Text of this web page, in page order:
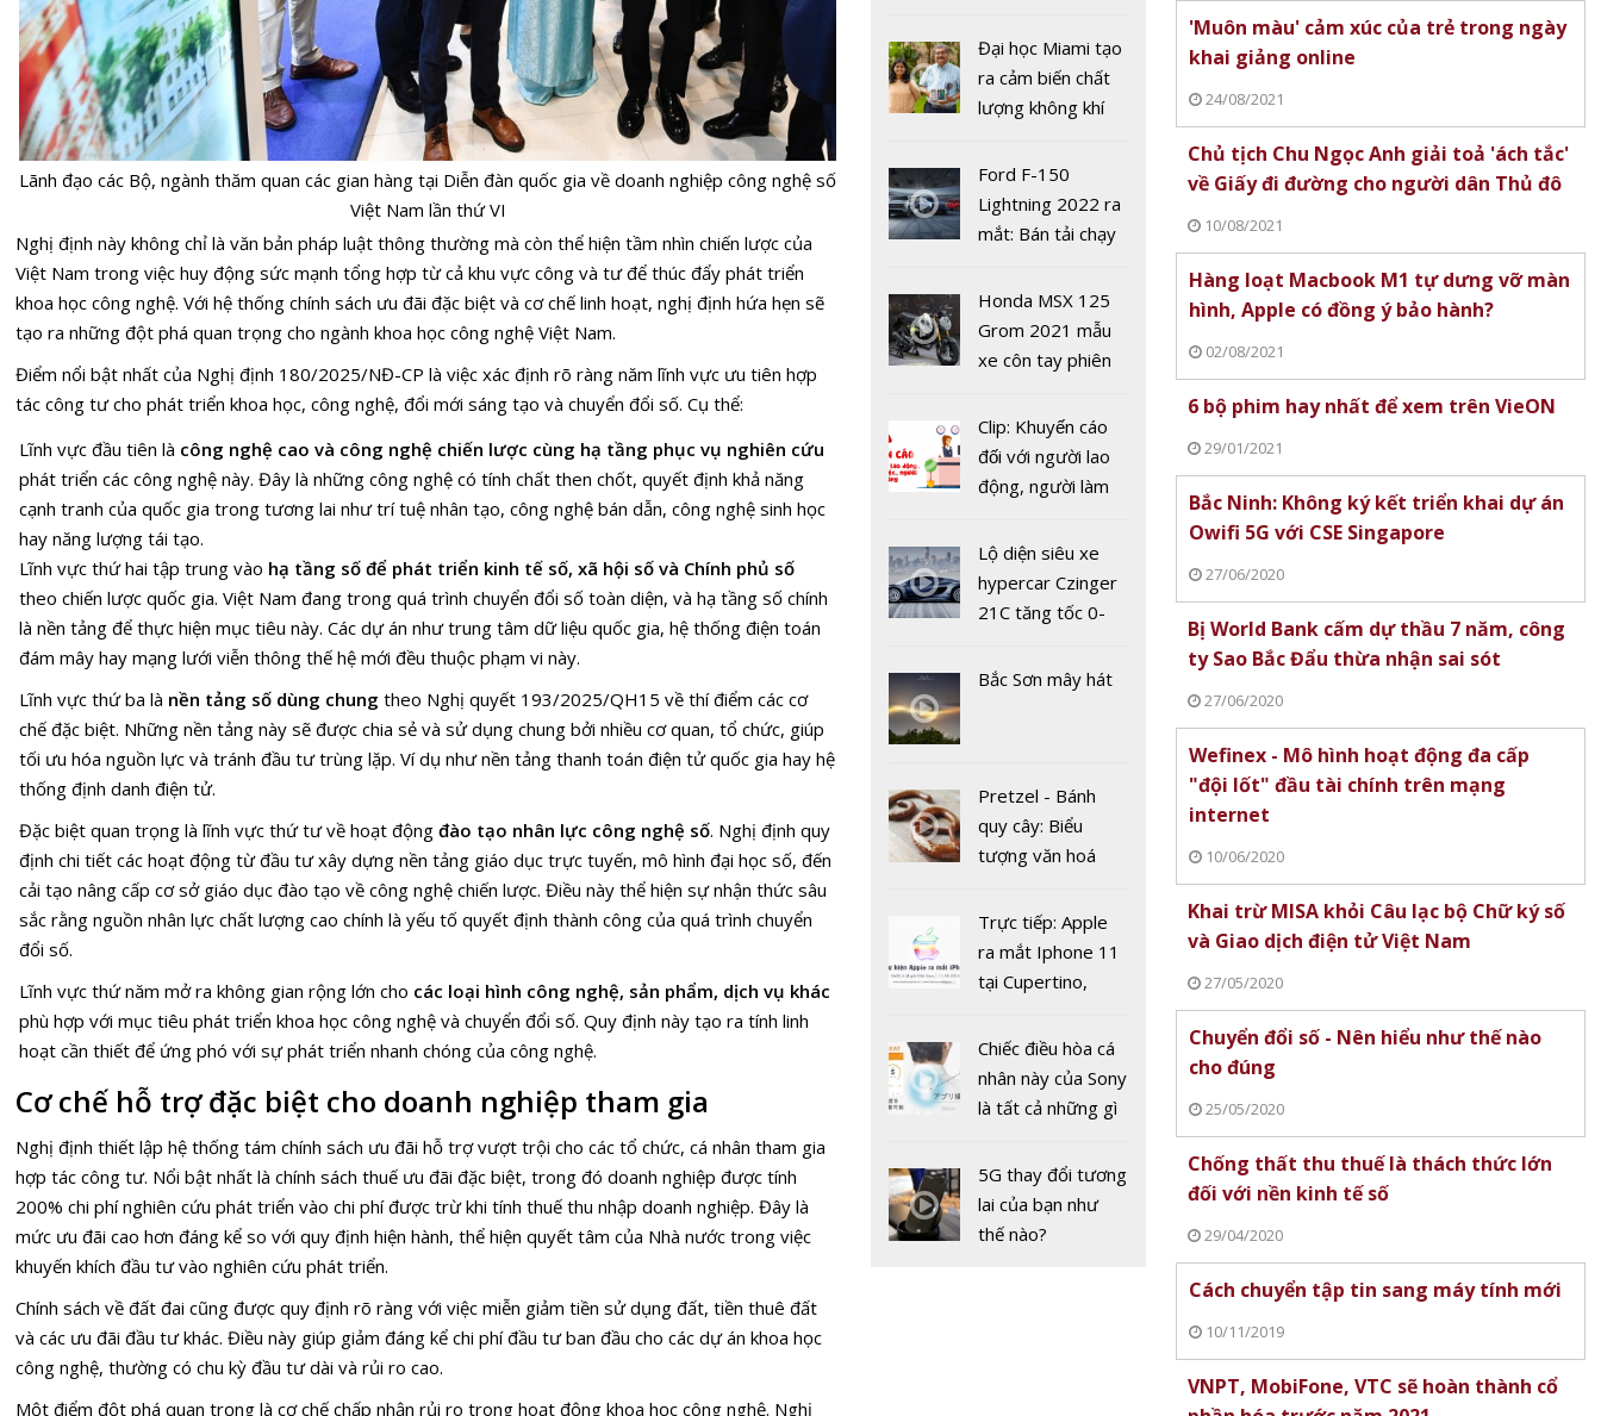
Lãnh đạo các Bộ, ngành thăm quan các gian hàng tại Diễn đàn quốc gia về doanh nghiệp công nghệ số
Việt Nam lần thứ VI
Nghị định này không chỉ là văn bản pháp luật thông thường mà còn thể hiện tầm nhìn chiến lược của
Việt Nam trong việc huy động sức mạnh tổng hợp từ cả khu vực công và tư để thúc đẩy phát triển
khoa học công nghệ. Với hệ thống chính sách ưu đãi đặc biệt và cơ chế linh hoạt, nghị định hứa hẹn sẽ
tạo ra những đột phá quan trọng cho ngành khoa học công nghệ Việt Nam.
Điểm nổi bật nhất của Nghị định 180/2025/NĐ-CP là việc xác định rõ ràng năm lĩnh vực ưu tiên hợp
tác công tư cho phát triển khoa học, công nghệ, đổi mới sáng tạo và chuyển đổi số. Cụ thể:
Lĩnh vực đầu tiên là công nghệ cao và công nghệ chiến lược cùng hạ tầng phục vụ nghiên cứu
phát triển các công nghệ này. Đây là những công nghệ có tính chất then chốt, quyết định khả năng
cạnh tranh của quốc gia trong tương lai như trí tuệ nhân tạo, công nghệ bán dẫn, công nghệ sinh học
hay năng lượng tái tạo.
Lĩnh vực thứ hai tập trung vào hạ tầng số để phát triển kinh tế số, xã hội số và Chính phủ số
theo chiến lược quốc gia. Việt Nam đang trong quá trình chuyển đổi số toàn diện, và hạ tầng số chính
là nền tảng để thực hiện mục tiêu này. Các dự án như trung tâm dữ liệu quốc gia, hệ thống điện toán
đám mây hay mạng lưới viễn thông thế hệ mới đều thuộc phạm vi này.
Lĩnh vực thứ ba là nền tảng số dùng chung theo Nghị quyết 193/2025/QH15 về thí điểm các cơ
chế đặc biệt. Những nền tảng này sẽ được chia sẻ và sử dụng chung bởi nhiều cơ quan, tổ chức, giúp
tối ưu hóa nguồn lực và tránh đầu tư trùng lặp. Ví dụ như nền tảng thanh toán điện tử quốc gia hay hệ
thống định danh điện tử.
Đặc biệt quan trọng là lĩnh vực thứ tư về hoạt động đào tạo nhân lực công nghệ số. Nghị định quy
định chi tiết các hoạt động từ đầu tư xây dựng nền tảng giáo dục trực tuyến, mô hình đại học số, đến
cải tạo nâng cấp cơ sở giáo dục đào tạo về công nghệ chiến lược. Điều này thể hiện sự nhận thức sâu
sắc rằng nguồn nhân lực chất lượng cao chính là yếu tố quyết định thành công của quá trình chuyển
đổi số.
Lĩnh vực thứ năm mở ra không gian rộng lớn cho các loại hình công nghệ, sản phẩm, dịch vụ khác
phù hợp với mục tiêu phát triển khoa học công nghệ và chuyển đổi số. Quy định này tạo ra tính linh
hoạt cần thiết để ứng phó với sự phát triển nhanh chóng của công nghệ.
Cơ chế hỗ trợ đặc biệt cho doanh nghiệp tham gia
Nghị định thiết lập hệ thống tám chính sách ưu đãi hỗ trợ vượt trội cho các tổ chức, cá nhân tham gia
hợp tác công tư. Nổi bật nhất là chính sách thuế ưu đãi đặc biệt, trong đó doanh nghiệp được tính
200% chi phí nghiên cứu phát triển vào chi phí được trừ khi tính thuế thu nhập doanh nghiệp. Đây là
mức ưu đãi cao hơn đáng kể so với quy định hiện hành, thể hiện quyết tâm của Nhà nước trong việc
khuyến khích đầu tư vào nghiên cứu phát triển.
Chính sách về đất đai cũng được quy định rõ ràng với việc miễn giảm tiền sử dụng đất, tiền thuê đất
và các ưu đãi đầu tư khác. Điều này giúp giảm đáng kể chi phí đầu tư ban đầu cho các dự án khoa học
công nghệ, thường có chu kỳ đầu tư dài và rủi ro cao.
Một điểm đột phá quan trọng là cơ chế chấp nhận rủi ro trong hoạt động khoa học công nghệ. Nghị
Bắc Ninh nỗ lực
CNTT phát triển
kinh tế số
Chuyển đổi số là
Chuyển từ công
thông tin +
Việt Nam sẽ nằm
trong nhóm 70
xây dựng Chính
phủ điện tử
Đại học Miami tạo
ra cảm biến chất
lượng không khí
19
Ford F-150
Lightning 2022 ra
mắt: Bán tải chạy
chưa đến 40 nghìn
USD
Honda MSX 125
Grom 2021 mẫu
xe côn tay phiên
Clip: Khuyến cáo
đối với người lao
động, người làm
hàng tại khu dịch
vụ trong dịch
Covid-19
Lộ diện siêu xe
hypercar Czinger
21C tăng tốc 0-
2 giây
Bắc Sơn mây hát
Pretzel - Bánh
quy cây: Biểu
tượng văn hoá
tranh cãi về nguồn
gốc
Trực tiếp: Apple
ra mắt Iphone 11
tại Cupertino,
Chiếc điều hòa cá
nhân này của Sony
là tất cả những gì
sót qua mùa hè
nóng nực
5G thay đổi tương
lai của bạn như
thế nào?
'Muôn màu' cảm xúc của trẻ trong ngày
khai giảng online
24/08/2021
Chủ tịch Chu Ngọc Anh giải toả 'ách tắc'
về Giấy đi đường cho người dân Thủ đô
10/08/2021
Hàng loạt Macbook M1 tự dưng vỡ màn
hình, Apple có đồng ý bảo hành?
02/08/2021
6 bộ phim hay nhất để xem trên VieON
29/01/2021
Bắc Ninh: Không ký kết triển khai dự án
Owifi 5G với CSE Singapore
27/06/2020
Bị World Bank cấm dự thầu 7 năm, công
ty Sao Bắc Đẩu thừa nhận sai sót
27/06/2020
Wefinex - Mô hình hoạt động đa cấp
"đội lốt" đầu tài chính trên mạng
internet
10/06/2020
Khai trừ MISA khỏi Câu lạc bộ Chữ ký số
và Giao dịch điện tử Việt Nam
27/05/2020
Chuyển đổi số - Nên hiểu như thế nào
cho đúng
25/05/2020
Chống thất thu thuế là thách thức lớn
đối với nền kinh tế số
29/04/2020
Cách chuyển tập tin sang máy tính mới
10/11/2019
VNPT, MobiFone, VTC sẽ hoàn thành cổ